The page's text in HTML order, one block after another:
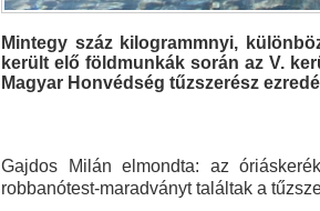
Mintegy száz kilogrammnyi,
került elő földmunkák során az V.
Magyar Honvédség tűzszerész
Gajdos Milán elmondta: az
robbanótest-maradványt találtak a